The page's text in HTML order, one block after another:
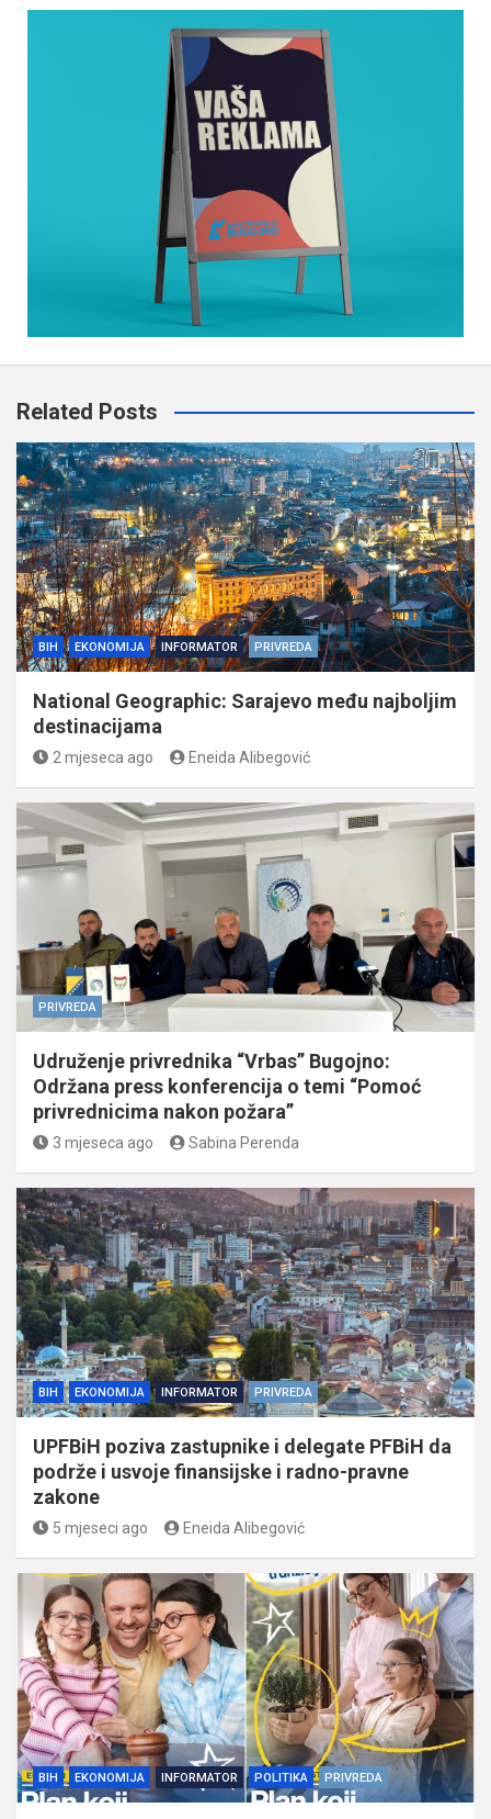
Related Posts
BIH EKONOMIJA INFORMATOR PRIVREDA
National Geographic: Sarajevo među najboljim
destinacijama
2 mjeseca ago Eneida Alibegović
PRIVREDA
Udruženje privrednika “Vrbas” Bugojno:
Održana press konferencija o temi “Pomoć
privrednicima nakon požara”
3 mjeseca ago Sabina Perenda
BIH EKONOMIJA INFORMATOR PRIVREDA
UPFBiH poziva zastupnike i delegate PFBiH da
podrže i usvoje finansijske i radno-pravne
zakone
5 mjeseci ago Eneida Alibegović
BIH EKONOMIJA INFORMATOR POLITIKA PRIVREDA